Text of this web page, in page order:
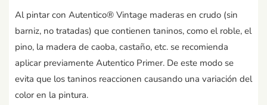
Al pintar con Autentico® Vintage maderas en crudo (sin
barniz, no tratadas) que contienen taninos, como el roble, el
pino, la madera de caoba, castaño, etc. se recomienda
aplicar previamente Autentico Primer. De este modo se
evita que los taninos reaccionen causando una variación del
color en la pintura.